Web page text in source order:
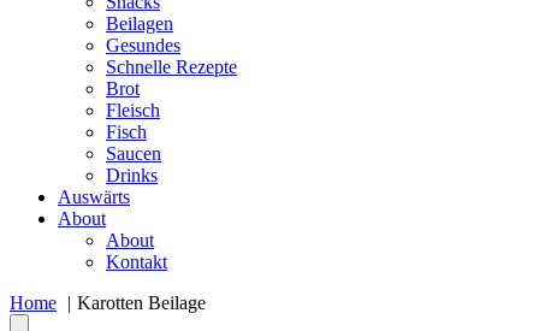
Beilagen
Gesundes
Schnelle Rezepte
Brot
Fleisch
Fisch
Saucen
Drinks
Auswärts
About
About
Kontakt
Home
Karotten Beilage